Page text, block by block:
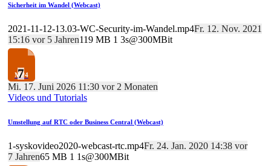
Sicherheit im Wandel (Webcast)
2021-11-12-13.03-WC-Security-im-Wandel.mp4Fr. 12. Nov. 2021
15:16 vor 5 Jahren119 MB 1 3s@300MBit
7
Mi. 17. Juni 2026 11:30 vor 2 Monaten
Videos und Tutorials
Umstellung auf RTC oder Business Central (Webcast)
1-syskovideo2020-webcast-rtc.mp4Fr. 24. Jan. 2020 14:38 vor
7 Jahren65 MB 1 1s@300MBit